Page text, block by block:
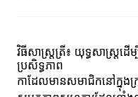
វិធីសាស្ត្រត្រី៖ យុទ្ធសាស្ត្រ
ប្រសិទ្ធភាព
កាដែលមានសមាជិកនៅក្នុងក្